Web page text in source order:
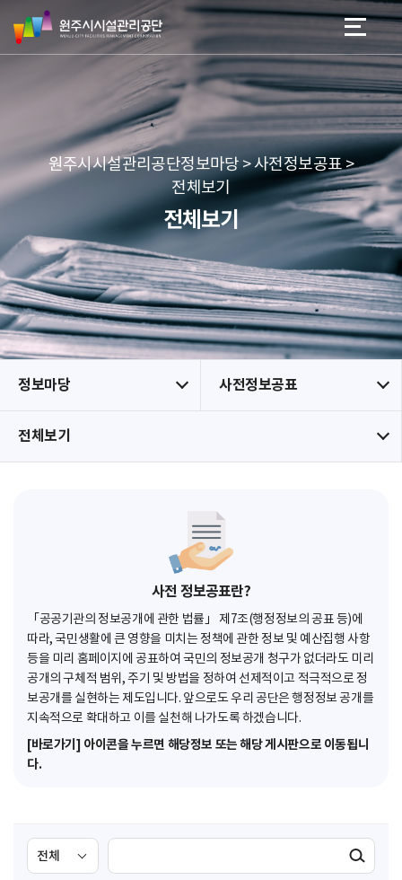
네
본문 바로가기
메뉴 바로가기
원
주
시
리
공
단
원주시시설관리공단정보마당 > 사전정보공표 >
전체보기
전체보기
정보마당 사전정보공표
전체보기
사전 정보공표란?
「공공기관의 정보공개에 관한 법률」 제7조(행정정보의 공표 등)에
따라, 국민생활에 큰 영향을 미치는 정책에 관한 정보 및 예산집행 사항
등을 미리 홈페이지에 공표하여 국민의 정보공개 청구가 없더라도 미리
공개의 구체적 범위, 주기 및 방법을 정하여 선제적이고 적극적으로 정
보공개를 실현하는 제도입니다. 앞으로도 우리 공단은 행정정보 공개를
지속적으로 확대하고 이를 실천해 나가도록 하겠습니다.
[바로가기] 아이콘을 누르면 해당정보 또는 해당 게시판으로 이동됩니
다.
검
색
색
검색실행